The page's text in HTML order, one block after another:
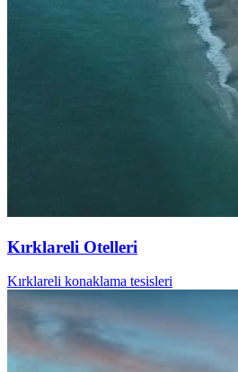
Kırklareli Otelleri
Kırklareli konaklama tesisleri